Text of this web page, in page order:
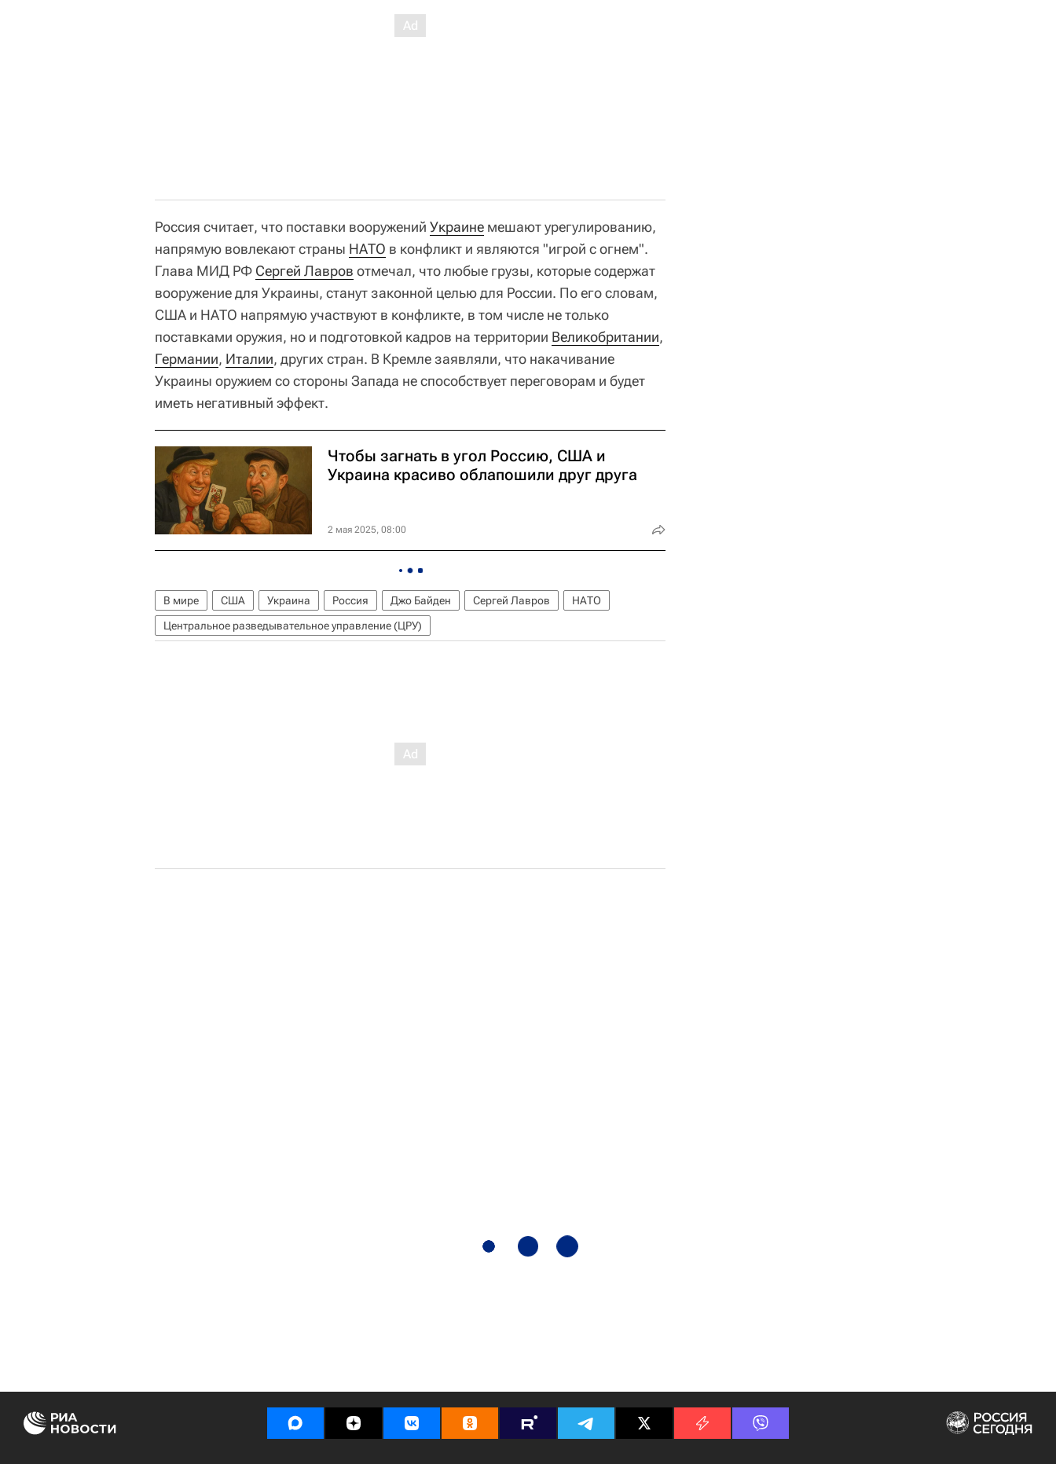
Россия считает, что поставки вооружений Украине мешают урегулированию,
напрямую вовлекают страны НАТО в конфликт и являются "игрой с огнем".
Глава МИД РФ Сергей Лавров отмечал, что любые грузы, которые содержат
вооружение для Украины, станут законной целью для России. По его словам,
США и НАТО напрямую участвуют в конфликте, в том числе не только
поставками оружия, но и подготовкой кадров на территории Великобритании,
Германии, Италии, других стран. В Кремле заявляли, что накачивание
Украины оружием со стороны Запада не способствует переговорам и будет
иметь негативный эффект.
Чтобы загнать в угол Россию, США и
Украина красиво облапошили друг друга
2 мая 2025, 08:00
В мире США Украина Россия Джо Байден Сергей Лавров
НАТО
Центральное разведывательное управление (ЦРУ)